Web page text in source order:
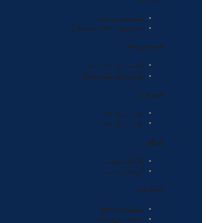
سرپلوس بیرونی
سرپلوس داخلی (مشعلی)
پلوس چرخ جلو
پلوس جلو کامل بلند
پلوس جلو کامل کوتاه
توپی چرخ
توپی چرخ جلو
توپی چرخ عقب
گردگیر
گردگیر بیرونی
گردگیر داخلی
دیسک ترمز
دیسک چرخ جلو
دیسک چرخ عقب